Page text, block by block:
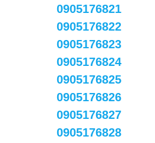
0905176821
0905176822
0905176823
0905176824
0905176825
0905176826
0905176827
0905176828